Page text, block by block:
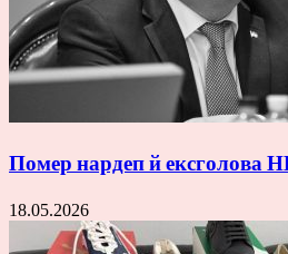
Помер нардеп й ексголова
18.05.2026